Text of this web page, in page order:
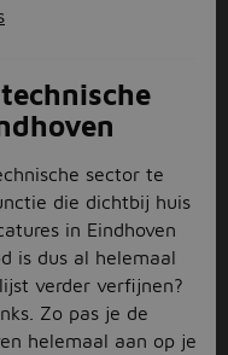
sector te
die dichtbij huis
in Eindhoven
is dus al helemaal
verder verfijnen?
Zo pas je de
helemaal aan op je